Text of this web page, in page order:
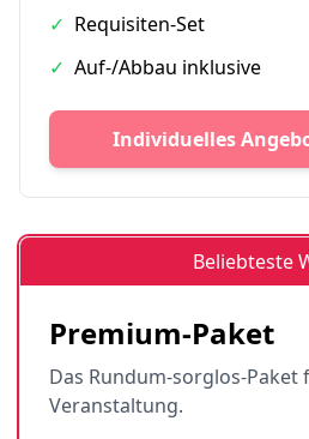
✓ Requisiten-Set
✓ Auf-/Abbau inklusive
Individuelles
Beliebteste
Premium-Paket
Das Rundum-sorglos-Paket
Veranstaltung.